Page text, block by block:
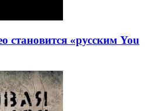
становится «русским You